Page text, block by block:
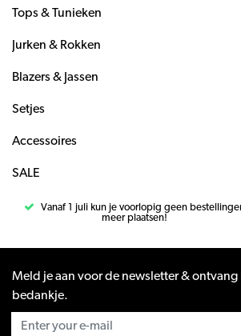
Tops & Tunieken
Jurken & Rokken
Blazers & Jassen
Setjes
Accessoires
SALE
Vanaf 1 juli kun je voorlopig geen
meer plaatsen!
Meld je aan voor de newsletter & ontvang
bedankje.